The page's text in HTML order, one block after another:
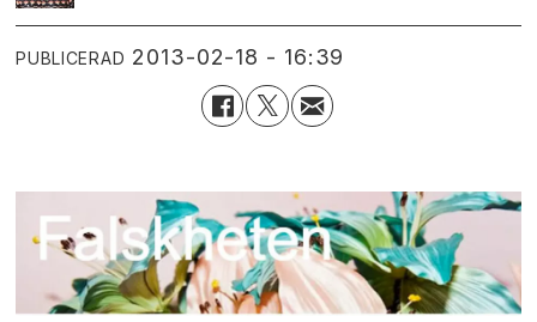
PUBLICERAD 2013-02-18 - 16:39